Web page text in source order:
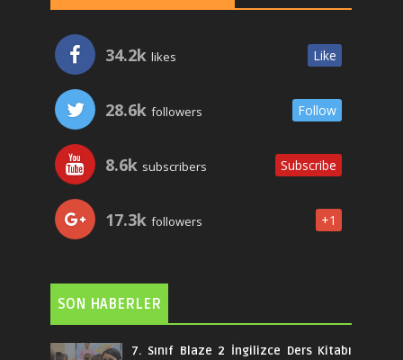
34.2k likes Like
28.6k followers Follow
8.6k subscribers Subscribe
17.3k followers +1
SON HABERLER
7. Sınıf Blaze 2 İngilizce Ders Kitabı